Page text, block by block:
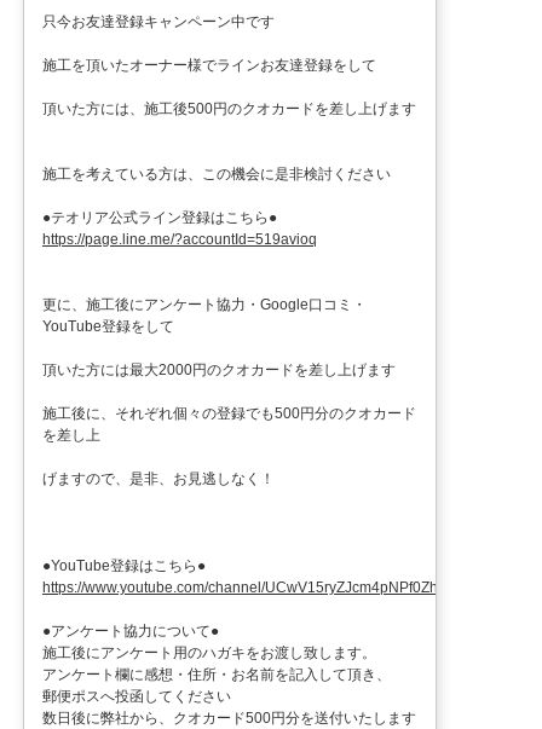
只今お友達登録キャンペーン中です
施工を頂いたオーナー様でラインお友達登録をして
頂いた方には、施工後500円のクオカードを差し上げます
施工を考えている方は、この機会に是非検討ください
●テオリア公式ライン登録はこちら●
https://page.line.me/?accountId=519avioq
更に、施工後にアンケート協力・Google口コミ・
YouTube登録をして
頂いた方には最大2000円のクオカードを差し上げます
施工後に、それぞれ個々の登録でも500円分のクオカード
を差し上
げますので、是非、お見逃しなく！
●YouTube登録はこちら●
https://www.youtube.com/channel/UCwV15ryZJcm4pNPf0ZhXu9g
●アンケート協力について●
施工後にアンケート用のハガキをお渡し致します。
アンケート欄に感想・住所・お名前を記入して頂き、
郵便ポスへ投函してください
数日後に弊社から、クオカード500円分を送付いたします